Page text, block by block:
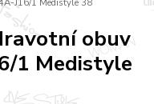
J16/1 Medistyle 38
obuv
1 Medistyle